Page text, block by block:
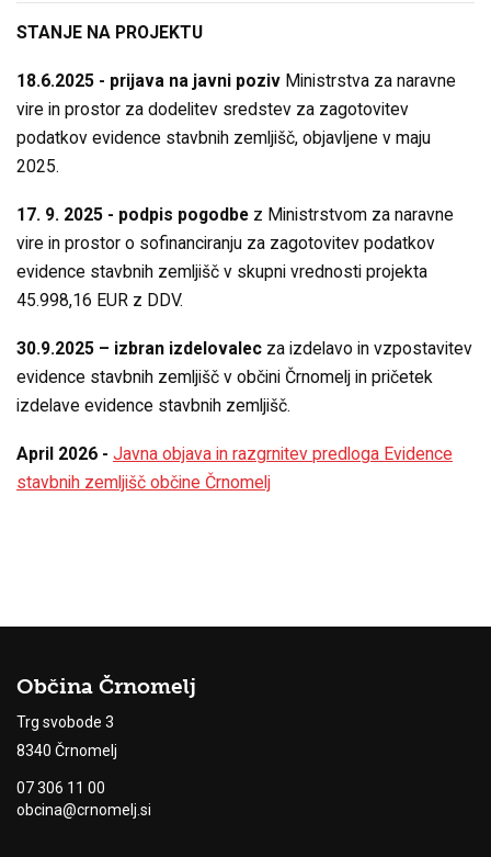
STANJE NA PROJEKTU
18.6.2025 - prijava na javni poziv Ministrstva za naravne
vire in prostor za dodelitev sredstev za zagotovitev
podatkov evidence stavbnih zemljišč, objavljene v maju
2025.
17. 9. 2025 - podpis pogodbe z Ministrstvom za naravne
vire in prostor o sofinanciranju za zagotovitev podatkov
evidence stavbnih zemljišč v skupni vrednosti projekta
45.998,16 EUR z DDV.
30.9.2025 – izbran izdelovalec za izdelavo in vzpostavitev
evidence stavbnih zemljišč v občini Črnomelj in pričetek
izdelave evidence stavbnih zemljišč.
April 2026 - Javna objava in razgrnitev predloga Evidence
stavbnih zemljišč občine Črnomelj
Občina Črnomelj
Trg svobode 3
8340 Črnomelj
07 306 11 00
obcina@crnomelj.si